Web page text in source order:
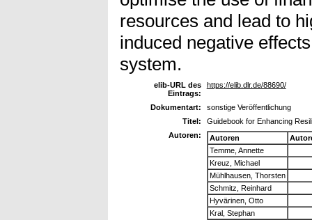
resources and lead to
induced negative
system.
elib-URL des
Eintrags:
https://elib.dlr.de/88690/
Dokumentart:
sonstige Veröffentlichung
Titel:
Guidebook for Enhancing
Autoren:
Autoren
Temme, Annette
Kreuz, Michael
Mühlhausen, Thorsten
Schmitz, Reinhard
Hyvärinen, Otto
Kral, Stephan